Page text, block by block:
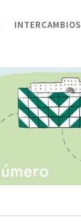
INTERCAMBIOS